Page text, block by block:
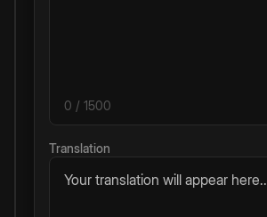
0 / 1500
Translation
Your translation will appear